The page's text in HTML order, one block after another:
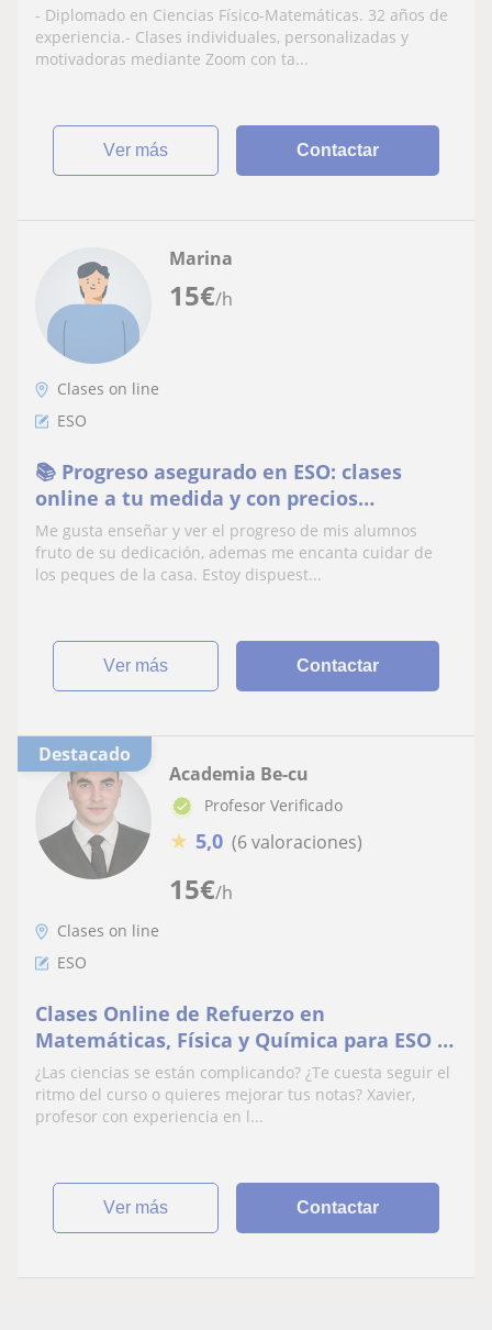
- Diplomado en Ciencias Físico-Matemáticas. 32 años de
experiencia.- Clases individuales, personalizadas y
motivadoras mediante Zoom con ta...
ver más Contactar
15€/h
Marina
Clases on line
ESO
📚 Progreso asegurado en ESO: clases
online a tu medida y con precios
accesibles
Me gusta enseñar y ver el progreso de mis alumnos
fruto de su dedicación, ademas me encanta cuidar de
los peques de la casa. Estoy dispuest...
ver más Contactar
Destacado
15€/h
Academia Be-cu
Profesor Verificado
★ 5,0 (6 valoraciones)
Clases on line
ESO
Clases Online de Refuerzo en
Matemáticas, Física y Química para ESO –
Profesor Xavier
¿Las ciencias se están complicando? ¿Te cuesta seguir el
ritmo del curso o quieres mejorar tus notas? Xavier,
profesor con experiencia en l...
ver más Contactar